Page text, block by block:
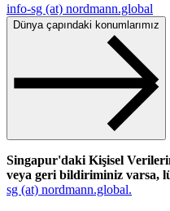
info-sg (at) nordmann.global
Dünya çapındaki konumlarımız
Singapur'daki Kişisel
veya geri bildiriminiz varsa,
sg (at) nordmann.global.